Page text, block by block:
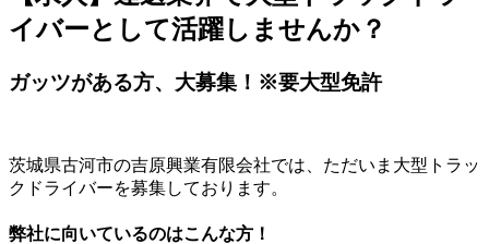
イバーとして活躍しませんか？
ガッツがある方、大募集！※要大型免許
茨城県古河市の吉原興業有限会社では、ただいま大型トラッ
クドライバーを募集しております。
弊社に向いているのはこんな方！